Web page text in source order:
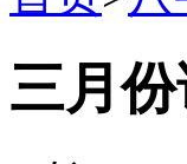
首页 八
三月